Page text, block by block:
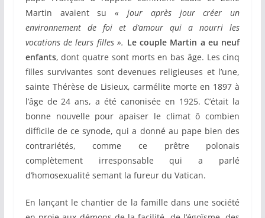
Martin avaient su« jour après jour créer un
environnement de foi et d’amour qui a nourri les
vocations de leurs filles ». Le couple Martin a eu neuf
enfants, dont quatre sont morts en bas âge. Les cinq
filles survivantes sont devenues religieuses et l’une,
sainte Thérèse de Lisieux, carmélite morte en 1897 à
l’âge de 24 ans, a été canonisée en 1925. C’était la
bonne nouvelle pour apaiser le climat ô combien
difficile de ce synode, qui a donné au pape bien des
contrariétés, comme ce prêtre polonais
complètement irresponsable qui a parlé
d’homosexualité semant la fureur du Vatican.
En lançant le chantier de la famille dans une société